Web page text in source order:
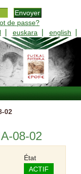
de passe?
euskara english
02
08-02
État
ACTIF